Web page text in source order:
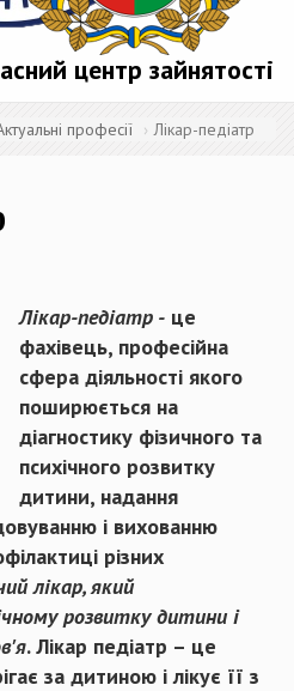
центр зайнятості
професії Лікар-педіатр
Лікар-педіатр - це
фахівець, професійна
сфера діяльності якого
поширюється на
діагностику фізичного та
психічного розвитку
дитини, надання
і вихованню
різних
лікар, який
розвитку дитини і
. Лікар педіатр – це
за дитиною і лікує її з